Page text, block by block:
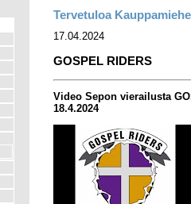
Tervetuloa
17.04.2024
GOSPEL RIDERS
Video Sepon vierailusta
18.4.2024